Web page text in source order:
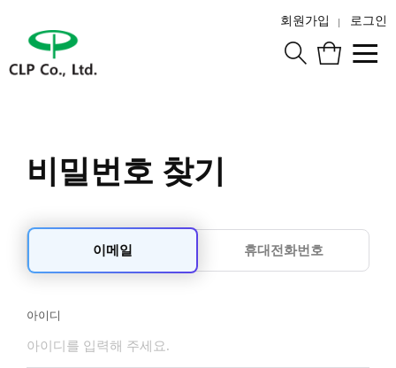
회원가입 로그인
비밀번호 찾기
이메일 휴대전화번호
아이디